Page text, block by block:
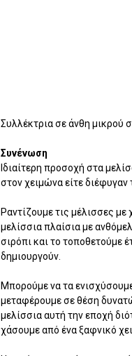
Συλλέκτρια σε άνθη μικρού
Συνένωση
Ιδιαίτερη προσοχή στα
στον χειμώνα είτε
Ραντίζουμε τις μέλισσες
μελίσσια πλαίσια με
σιρόπι και το τοποθετούμε
δημιουργούν.
Μπορούμε να τα
μεταφέρουμε σε θέση
μελίσσια αυτή την εποχή
χάσουμε από ένα ξαφνικό